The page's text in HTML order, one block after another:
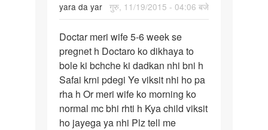
yara da yar गुरु, 11/19/2015 - 04:06 बजे
Doctar
meri
wife
5-
6
week
se
Doctar meri wife 5-6 week se
pregnet h Doctaro ko dikhaya to
bole ki bchche ki dadkan nhi bni h
Safai krni pdegi Ye viksit nhi ho pa
rha h Or meri wife ko morning ko
normal mc bhi rhti h Kya child viksit
ho jayega ya nhi Plz tell me